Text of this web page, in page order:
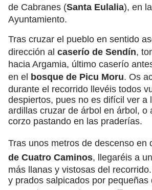
de Cabranes (Santa Eulalia), en
Ayuntamiento.
Tras cruzar el pueblo en sentido
dirección al caserío de Sendín,
hacia Argamia, último caserío
en el bosque de Picu Moru. Os
durante el recorrido llevéis todos
despiertos, pues no es difícil ver a
ardillas cruzar de árbol en árbol, o
corzo pastando en las praderías.
Tras unos metros de descenso en
de Cuatro Caminos, llegaréis a
más llanas y vistosas del
y prados salpicados por pequeñas